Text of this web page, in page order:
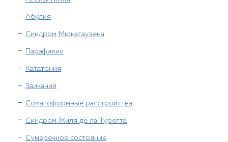
Абулия
Синдром Мюнхгаузена
Парафилия
Кататония
Заикания
Соматоформные расстройства
Синдром Жиля де ла Туретта
Сумеречное состояние